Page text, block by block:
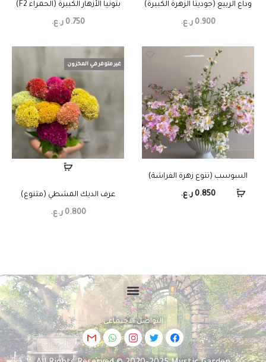
وداع الربيع (جوديتا الزهرة الكبيرة)
0.900 ر.ع.
بتونيا الأزهار الكبيرة (الحمراء F2)
0.750 ر.ع.
السوسب (تنوع زهرة الفراشة)
0.850 ر.ع.
غير متوفر في المخزون
عرف الديك المشطي (متنوع)
0.800 ر.ع.
التواصل الاجتماعي